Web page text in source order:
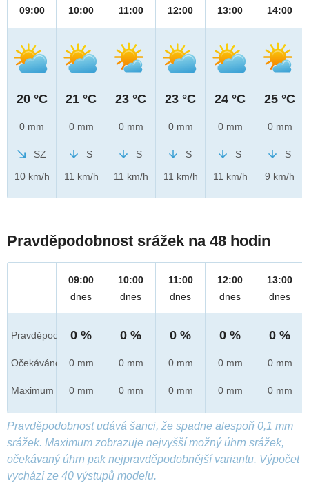
09:00
20 °C
0 mm
SZ
10 km/h
10:00
21 °C
0 mm
S
11 km/h
11:00
23 °C
0 mm
S
11 km/h
12:00
23 °C
0 mm
S
11 km/h
13:00
24 °C
0 mm
S
11 km/h
14:00
25 °C
0 mm
S
9 km/h
Pravděpodobnost srážek na 48 hodin
Pravděpod.
Očekáváno
Maximum
09:00
dnes
0 %
0 mm
0 mm
10:00
dnes
0 %
0 mm
0 mm
11:00
dnes
0 %
0 mm
0 mm
12:00
dnes
0 %
0 mm
0 mm
13:00
dnes
0 %
0 mm
0 mm
Pravděpodobnost udává šanci, že spadne alespoň 0,1 mm
srážek. Maximum zobrazuje nejvyšší možný úhrn srážek,
očekávaný úhrn pak nejpravděpodobnější variantu. Výpočet
vychází ze 40 výstupů modelu.